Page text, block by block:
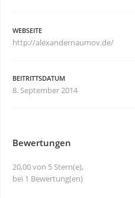
WEBSEITE
http://alexandernaumov.de/
BEITRITTSDATUM
8. September 2014
Bewertungen
20,00 von 5 Stern(e),
bei 1 Bewertung(en)